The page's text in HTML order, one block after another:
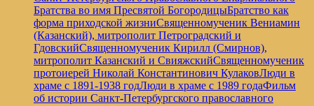
Братства во имя Пресвятой БогородицыБратство как
форма приходской жизниСвященномученик Вениамин
(Казанский), митрополит Петроградский и
ГдовскийСвященномученик Кирилл (Смирнов),
митрополит Казанский и СвияжскийСвященномученик
протоиерей Николай Константинович КулаковЛюди в
храме с 1891-1938 годЛюди в храме с 1989 годаФильм
об истории Санкт-Петербургского православного